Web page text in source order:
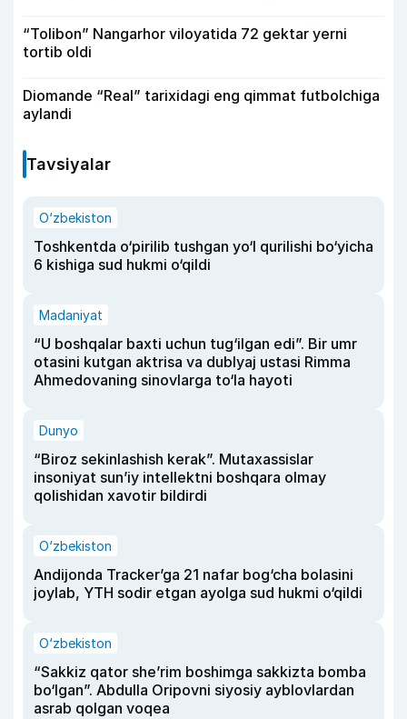
“Tolibon” Nangarhor viloyatida 72 gektar yerni
tortib oldi
Diomande “Real” tarixidagi eng qimmat futbolchiga
aylandi
Tavsiyalar
O‘zbekiston
Toshkentda o‘pirilib tushgan yo‘l qurilishi bo‘yicha
6 kishiga sud hukmi o‘qildi
Madaniyat
“U boshqalar baxti uchun tug‘ilgan edi”. Bir umr
otasini kutgan aktrisa va dublyaj ustasi Rimma
Ahmedovaning sinovlarga to‘la hayoti
Dunyo
“Biroz sekinlashish kerak”. Mutaxassislar
insoniyat sun’iy intellektni boshqara olmay
qolishidan xavotir bildirdi
O‘zbekiston
Andijonda Tracker’ga 21 nafar bog‘cha bolasini
joylab, YTH sodir etgan ayolga sud hukmi o‘qildi
O‘zbekiston
“Sakkiz qator she’rim boshimga sakkizta bomba
bo‘lgan”. Abdulla Oripovni siyosiy ayblovlardan
asrab qolgan voqea